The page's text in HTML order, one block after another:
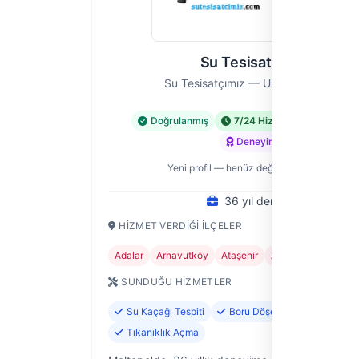
Su Tesisatçımız
Su Tesisatçımız — Ustası, İstanbul
Doğrulanmış 7/24 Hizmet
Deneyimli
Yeni profil — henüz değerlendirme yok
36 yıl deneyim
HIZMET VERDIĞI İLÇELER
Adalar Arnavutköy Ataşehir Avcılar
SUNDUĞU HIZMETLER
Su Kaçağı Tespiti
Boru Döşeme ve Değişimi
Tıkanıklık Açma